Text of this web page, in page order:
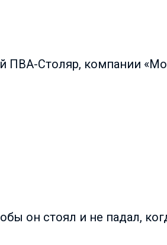
ПВА-Столяр, компании
он стоял и не падал,